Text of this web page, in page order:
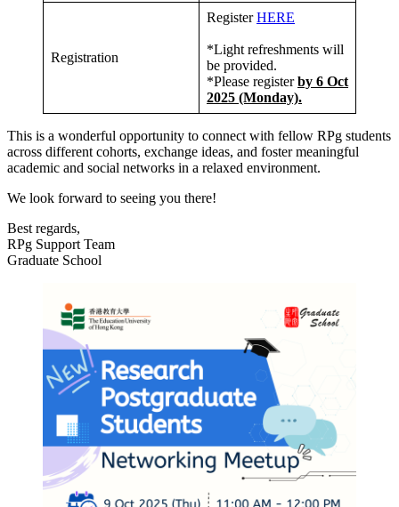
Registration
RegisterHERE
*Light refreshments will
be provided.
*Please registerby 6 Oct
2025 (Monday).
This is a wonderful opportunity to connect with fellow RPg students
across different cohorts, exchange ideas, and foster meaningful
academic and social networks in a relaxed environment.
We look forward to seeing you there!
Best regards,
RPg Support Team
Graduate School